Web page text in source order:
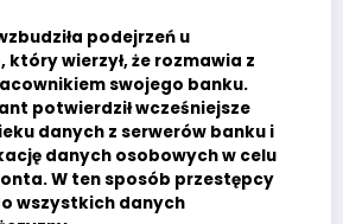
podejrzeń u
wierzył, że rozmawia z
swojego banku.
potwierdził wcześniejsze
danych z serwerów banku i
danych osobowych w celu
W ten sposób przestępcy
wszystkich danych